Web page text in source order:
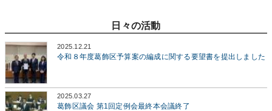
日々の活動
2025.12.21
令和８年度葛飾区予算案の編成に関する要望書を提出しました
2025.03.27
葛飾区議会 第1回定例会最終本会議終了